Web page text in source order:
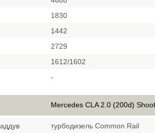
1830
1442
2729
1612/1602
-
Mercedes CLA 2.0 (200d)
турбодизель Common Rail